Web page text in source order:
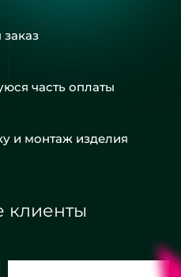
часть оплаты
и монтаж изделия
клиенты